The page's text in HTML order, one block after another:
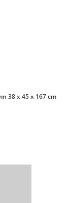
38 x 45 x 167 cm